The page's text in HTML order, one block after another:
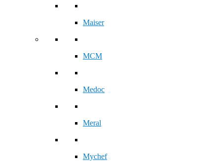
Maiser
MCM
Medoc
Meral
Mychef